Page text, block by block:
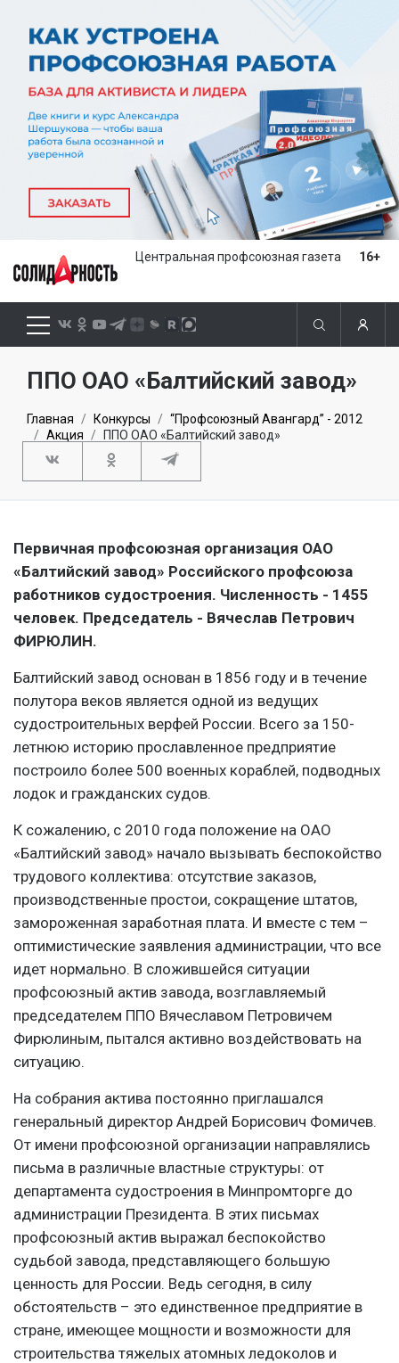
Центральная профсоюзная газета 16+
ППО ОАО «Балтийский завод»
Главная Конкурсы
“Профсоюзный Авангард” - 2012
Акция
ППО ОАО «Балтийский завод»
Первичная профсоюзная организация ОАО
«Балтийский завод» Российского профсоюза
работников судостроения. Численность - 1455
человек. Председатель - Вячеслав Петрович
ФИРЮЛИН.
Балтийский завод основан в 1856 году и в течение
полутора веков является одной из ведущих
судостроительных верфей России. Всего за 150-
летнюю историю прославленное предприятие
построило более 500 военных кораблей, подводных
лодок и гражданских судов.
К сожалению, с 2010 года положение на ОАО
«Балтийский завод» начало вызывать беспокойство
трудового коллектива: отсутствие заказов,
производственные простои, сокращение штатов,
замороженная заработная плата. И вместе с тем –
оптимистические заявления администрации, что все
идет нормально. В сложившейся ситуации
профсоюзный актив завода, возглавляемый
председателем ППО Вячеславом Петровичем
Фирюлиным, пытался активно воздействовать на
ситуацию.
На собрания актива постоянно приглашался
генеральный директор Андрей Борисович Фомичев.
От имени профсоюзной организации направлялись
письма в различные властные структуры: от
департамента судостроения в Минпромторге до
администрации Президента. В этих письмах
профсоюзный актив выражал беспокойство
судьбой завода, представляющего большую
ценность для России. Ведь сегодня, в силу
обстоятельств – это единственное предприятие в
стране, имеющее мощности и возможности для
строительства тяжелых атомных ледоколов и